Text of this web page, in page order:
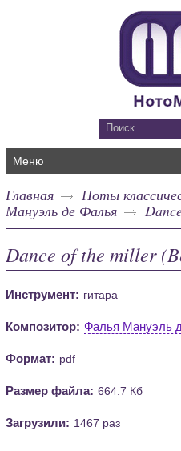
Меню
Главная
Ноты
Мануэль де Фалья
Dance of the miller
Инструмент: гитара
Композитор: Фалья Мануэль
Формат: pdf
Размер файла: 664.7 Кб
Загрузили: 1467 раз